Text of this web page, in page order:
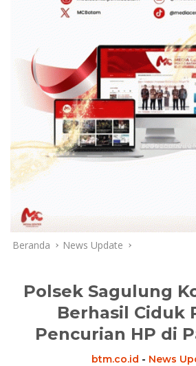
Beranda News Update
Polsek Sagulung
Berhasil Ciduk
Pencurian HP di
btm.co.id - News